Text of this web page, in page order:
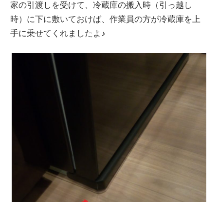
家の引渡しを受けて、冷蔵庫の搬入時（引っ越し
時）に下に敷いておけば、作業員の方が冷蔵庫を上
手に乗せてくれましたよ♪